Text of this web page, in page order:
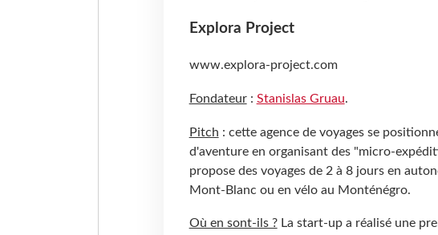
Explora Project
www.explora-project.com
Fondateur: Stanislas Gruau.
Pitch : cette agence de voyages se
d'aventure en organisant des "micro-
propose des voyages de 2 à 8 jours en
Mont-Blanc ou en vélo au Monténégro.
Où en sont-ils ?La start-up a réalisé une